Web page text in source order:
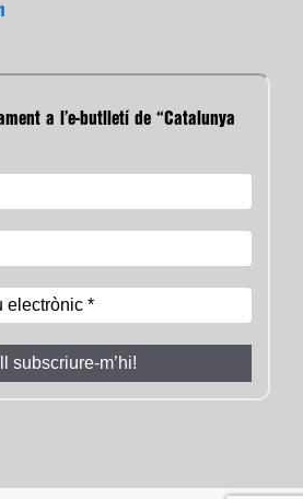
a l’e-butlletí de “Catalunya